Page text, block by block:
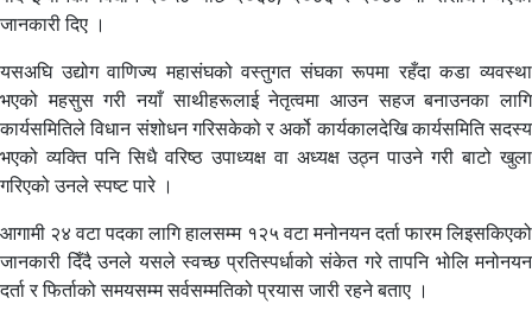
जानकारी दिए ।
यसअघि उद्योग वाणिज्य महासंघको वस्तुगत संघका रूपमा रहँदा कडा व्यवस्था
भएको महसुस गरी नयाँ साथीहरूलाई नेतृत्वमा आउन सहज बनाउनका लागि
कार्यसमितिले विधान संशोधन गरिसकेको र अर्को कार्यकालदेखि कार्यसमिति सदस्य
भएको व्यक्ति पनि सिधै वरिष्ठ उपाध्यक्ष वा अध्यक्ष उठ्न पाउने गरी बाटो खुला
गरिएको उनले स्पष्ट पारे ।
आगामी २४ वटा पदका लागि हालसम्म १२५ वटा मनोनयन दर्ता फारम लिइसकिएको
जानकारी दिँदै उनले यसले स्वच्छ प्रतिस्पर्धाको संकेत गरे तापनि भोलि मनोनयन
दर्ता र फिर्ताको समयसम्म सर्वसम्मतिको प्रयास जारी रहने बताए ।